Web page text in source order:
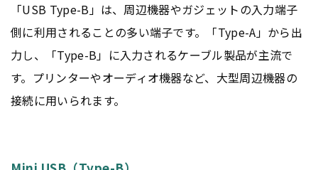
「USB Type-B」は、周辺機器やガジェットの入力端子
側に利用されることの多い端子です。「Type-A」から出
力し、「Type-B」に入力されるケーブル製品が主流で
す。プリンターやオーディオ機器など、大型周辺機器の
接続に用いられます。